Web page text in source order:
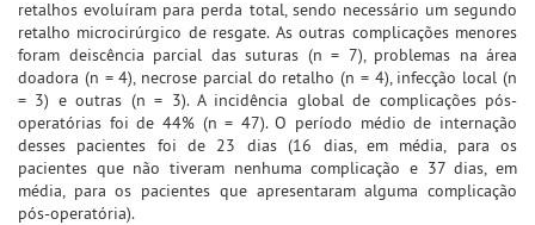
retalhos evoluíram para perda total, sendo necessário um segundo
retalho microcirúrgico de resgate. As outras complicações menores
foram deiscência parcial das suturas (n = 7), problemas na área
doadora (n = 4), necrose parcial do retalho (n = 4), infecção local (n
= 3) e outras (n = 3). A incidência global de complicações pós-
operatórias foi de 44% (n = 47). O período médio de internação
desses pacientes foi de 23 dias (16 dias, em média, para os
pacientes que não tiveram nenhuma complicação e 37 dias, em
média, para os pacientes que apresentaram alguma complicação
pós-operatória).